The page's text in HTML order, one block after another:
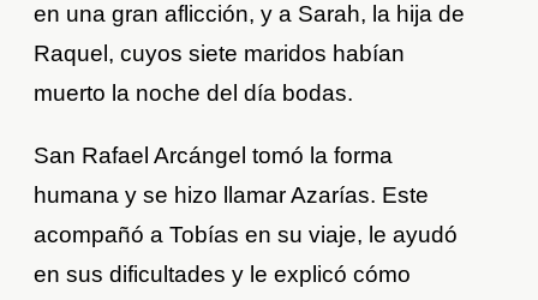
en una gran aflicción, y a Sarah, la hija de
Raquel, cuyos siete maridos habían
muerto la noche del día bodas.
San Rafael Arcángel tomó la forma
humana y se hizo llamar Azarías. Este
acompañó a Tobías en su viaje, le ayudó
en sus dificultades y le explicó cómo